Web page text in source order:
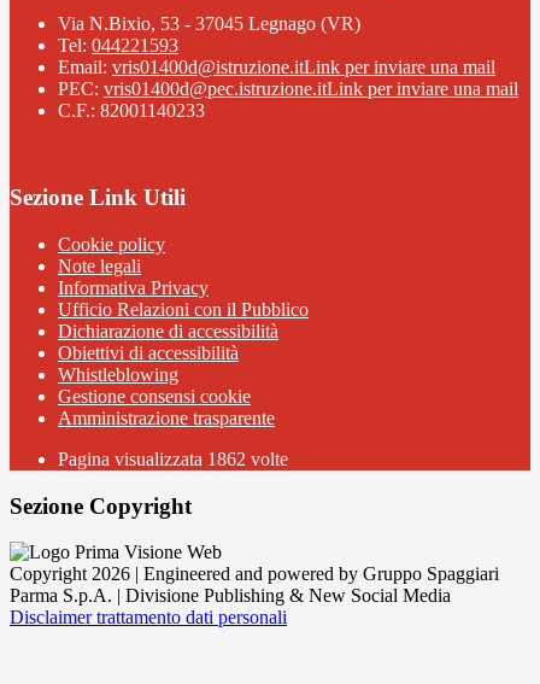
Via N.Bixio, 53 - 37045 Legnago (VR)
Tel: 044221593
Email: vris01400d@istruzione.itLink per inviare una mail
PEC: vris01400d@pec.istruzione.itLink per inviare una mail
C.F.: 82001140233
Sezione Link Utili
Cookie policy
Note legali
Informativa Privacy
Ufficio Relazioni con il Pubblico
Dichiarazione di accessibilità
Obiettivi di accessibilità
Whistleblowing
Gestione consensi cookie
Amministrazione trasparente
Pagina visualizzata 1862 volte
Sezione Copyright
Copyright 2026 | Engineered and powered by Gruppo Spaggiari
Parma S.p.A. | Divisione Publishing & New Social Media
Disclaimer trattamento dati personali